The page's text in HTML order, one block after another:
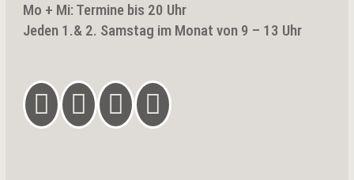
Mo + Mi: Termine bis 20 Uhr
Jeden 1.& 2. Samstag im Monat von 9 – 13 Uhr
   